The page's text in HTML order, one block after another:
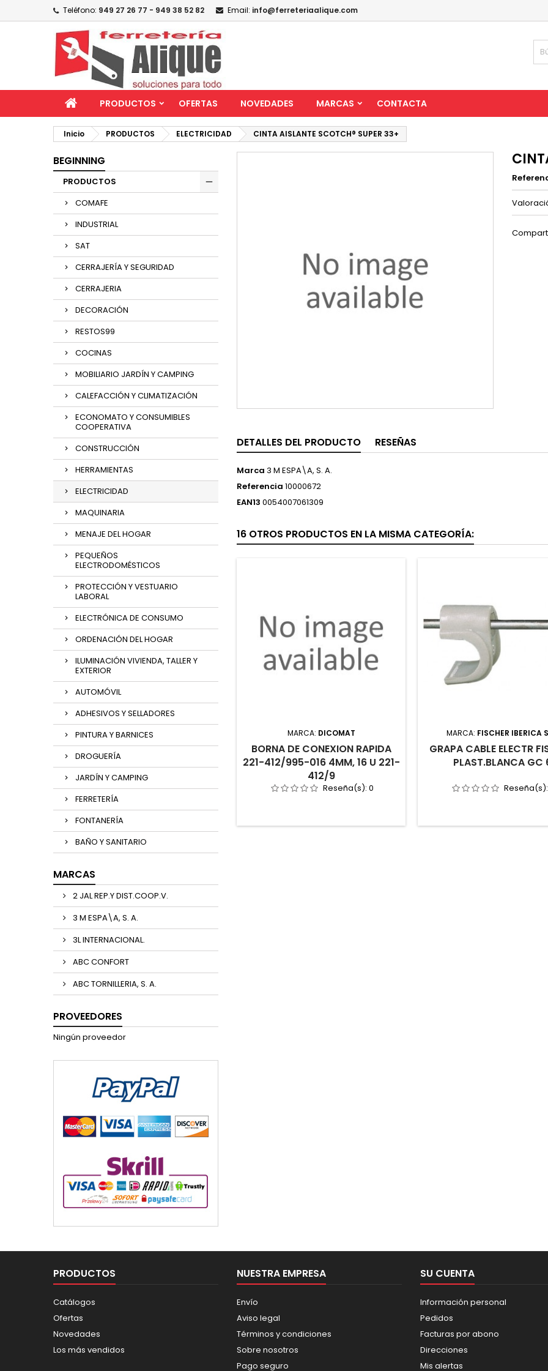
Teléfono: 949 27 26 77 - 949 38 52 82 Email: info@ferreteriaalique.com
PRODUCTOS OFERTAS NOVEDADES MARCAS CONTACTA
Inicio PRODUCTOS ELECTRICIDAD CINTA AISLANTE SCOTCH® SUPER 33+
BEGINNING
PRODUCTOS
COMAFE
INDUSTRIAL
SAT
CERRAJERÍA Y SEGURIDAD
CERRAJERIA
DECORACIÓN
RESTOS99
COCINAS
MOBILIARIO JARDÍN Y CAMPING
CALEFACCIÓN Y CLIMATIZACIÓN
ECONOMATO Y CONSUMIBLES
COOPERATIVA
CONSTRUCCIÓN
HERRAMIENTAS
ELECTRICIDAD
MAQUINARIA
MENAJE DEL HOGAR
PEQUEÑOS
ELECTRODOMÉSTICOS
PROTECCIÓN Y VESTUARIO
LABORAL
ELECTRÓNICA DE CONSUMO
ORDENACIÓN DEL HOGAR
ILUMINACIÓN VIVIENDA, TALLER Y
EXTERIOR
AUTOMÓVIL
ADHESIVOS Y SELLADORES
PINTURA Y BARNICES
DROGUERÍA
JARDÍN Y CAMPING
FERRETERÍA
FONTANERÍA
BAÑO Y SANITARIO
MARCAS
2 JAL REP.Y DIST.COOP.V.
3 M ESPA\A, S. A.
3L INTERNACIONAL.
ABC CONFORT
ABC TORNILLERIA, S. A.
PROVEEDORES
Ningún proveedor
DETALLES DEL PRODUCTO RESEÑAS
Marca 3 M ESPA\A, S. A.
Referencia 10000672
EAN13 0054007061309
16 OTROS PRODUCTOS EN LA MISMA CATEGORÍA:
MARCA: DICOMAT
BORNA DE CONEXION RAPIDA
221-412/995-016 4MM, 16 U 221-
412/9
Reseña(s): 0
MARCA: FISCHER IBERICA
GRAPA CABLE ELECTR
PLAST.BLANCA GC
PRODUCTOS
Catálogos
Ofertas
Novedades
Los más vendidos
NUESTRA EMPRESA
Envío
Aviso legal
Términos y condiciones
Sobre nosotros
Pago seguro
SU CUENTA
Información personal
Pedidos
Facturas por abono
Direcciones
Mis alertas